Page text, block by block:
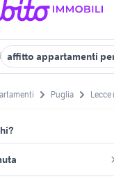
affitto appartamenti
Puglia Lecce